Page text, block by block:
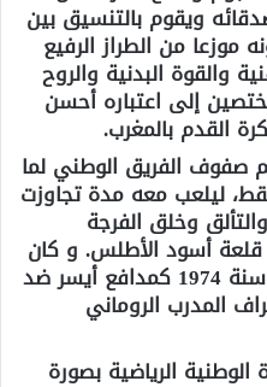
ويقوم بالتنسيق بين
موزعا من الطراز الرفيع
والقوة البدنية والروح
إلى اعتباره أحسن
القدم بالمغرب.
سنة 1971 لتدعيم صفوف الفريق الوطني لما
ليلعب معه مدة تجاوزت
والتألق وخلق الفرجة
أسود الأطلس. و كان
أول لقاء له مع منتخب الكبار سنة 1974 كمدافع أيسر ضد
المدرب الروماني
الرياضية بصورة